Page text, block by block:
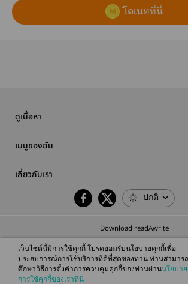
โดเนทที่นี่
ดูเนื้อหา
เมนูของฉัน
เกี่ยวกับเรา
ปกติ
Download readAwrite
© 2026 readAwrite.com by MEB Corporation Public
This site is protected by reCAPTCHA and the Google
เว็บไซต์นี้มีการใช้คุกกี้ โปรดยอมรับนโยบายคุกกี้เพื่อ
ประสบการณ์การใช้บริการที่ดีที่สุดของท่าน ท่านสามารถ
ศึกษาวิธีการตั้งค่าการควบคุมคุกกี้ของท่านผ่านนโยบาย
การใช้คุกกี้ของเราที่นี่